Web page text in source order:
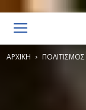
ΑΡΧΙΚΗ ΠΟΛΙΤΙΣΜΟΣ